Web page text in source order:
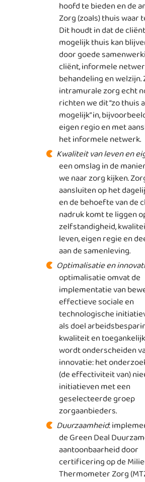
hoofd te bieden en de
Zorg (zoals) thuis waar
Dit houdt in dat de
mogelijk thuis kan
door goede
cliënt, informele
behandeling en welzijn.
intramurale zorg echt
richten we dit “zo thuis
mogelijk” in,
eigen regio en met
het informele netwerk.
Kwaliteit van leven en
een omslag in de
we naar zorg kijken.
aansluiten op het
en de behoefte van de
nadruk komt te liggen
zelfstandigheid,
leven, eigen regie en
aan de samenleving.
Optimalisatie en
optimalisatie omvat de
implementatie van
effectieve sociale en
technologische
als doel
kwaliteit en
wordt onderscheiden
innovatie: het
(de effectiviteit van)
initiatieven met een
geselecteerde groep
zorgaanbieders.
Duurzaamheid:
de Green Deal
aantoonbaarheid door
certificering op de
Thermometer Zorg